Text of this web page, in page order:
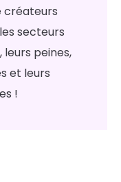
créateurs
secteurs
leurs peines,
et leurs
!